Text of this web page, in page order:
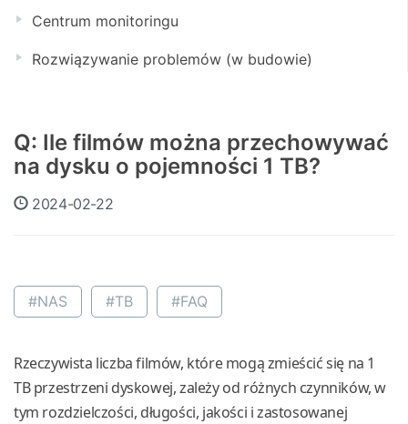
Centrum monitoringu
Rozwiązywanie problemów (w budowie)
Q: Ile filmów można przechowywać
na dysku o pojemności 1 TB?
2024-02-22
#NAS #TB #FAQ
Rzeczywista liczba filmów, które mogą zmieścić się na 1
TB przestrzeni dyskowej, zależy od różnych czynników, w
tym rozdzielczości, długości, jakości i zastosowanej